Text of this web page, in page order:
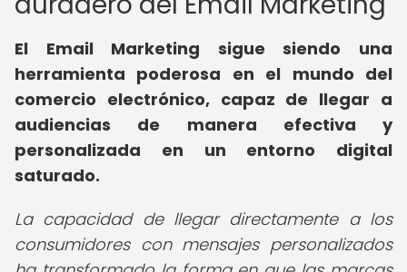
El Email Marketing sigue siendo una
herramienta poderosa en el mundo del
comercio electrónico, capaz de llegar a
audiencias de manera efectiva y
personalizada en un entorno digital
saturado.
La capacidad de llegar directamente a los
consumidores con mensajes personalizados